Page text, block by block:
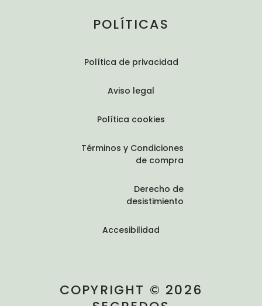
POLÍTICAS
Política de privacidad
Aviso legal
Política cookies
Términos y Condiciones
de compra
Derecho de
desistimiento
Accesibilidad
COPYRIGHT © 2026